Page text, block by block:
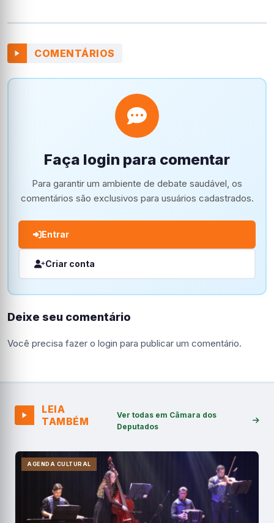
COMENTÁRIOS
Faça login para comentar
Para garantir um ambiente de debate saudável, os
comentários são exclusivos para usuários cadastrados.
Entrar
Criar conta
Deixe seu comentário
Você precisa fazer o login para publicar um comentário.
LEIA
TAMBÉM
Ver todas em Câmara dos
Deputados
AGENDA CULTURAL